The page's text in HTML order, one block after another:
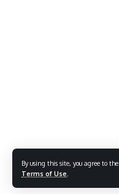
By using this site, you agree to the
Terms of Use